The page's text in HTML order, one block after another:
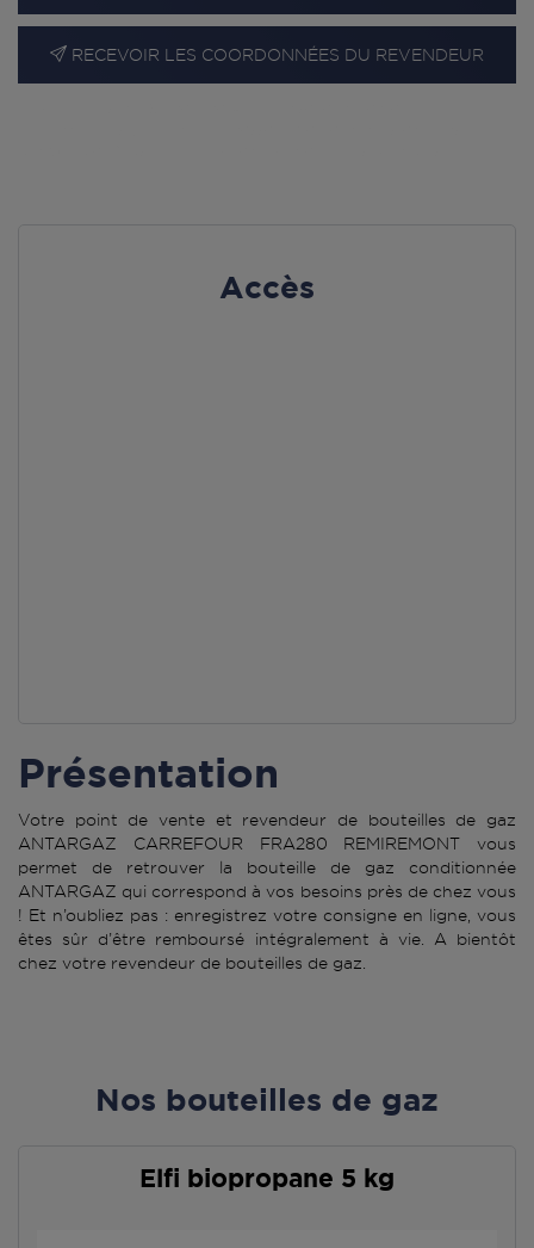
RECEVOIR LES COORDONNÉES DU REVENDEUR
Accès
Présentation
Votre point de vente et revendeur de bouteilles de gaz
ANTARGAZ CARREFOUR FRA280 REMIREMONT vous
permet de retrouver la bouteille de gaz conditionnée
ANTARGAZ qui correspond à vos besoins près de chez vous
! Et n’oubliez pas : enregistrez votre consigne en ligne, vous
êtes sûr d’être remboursé intégralement à vie. A bientôt
chez votre revendeur de bouteilles de gaz.
Nos bouteilles de gaz
Elfi biopropane 5 kg